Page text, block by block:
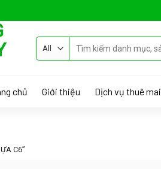
kiếm:
chủ Giới thiệu Dịch vụ thuê mai
C6”